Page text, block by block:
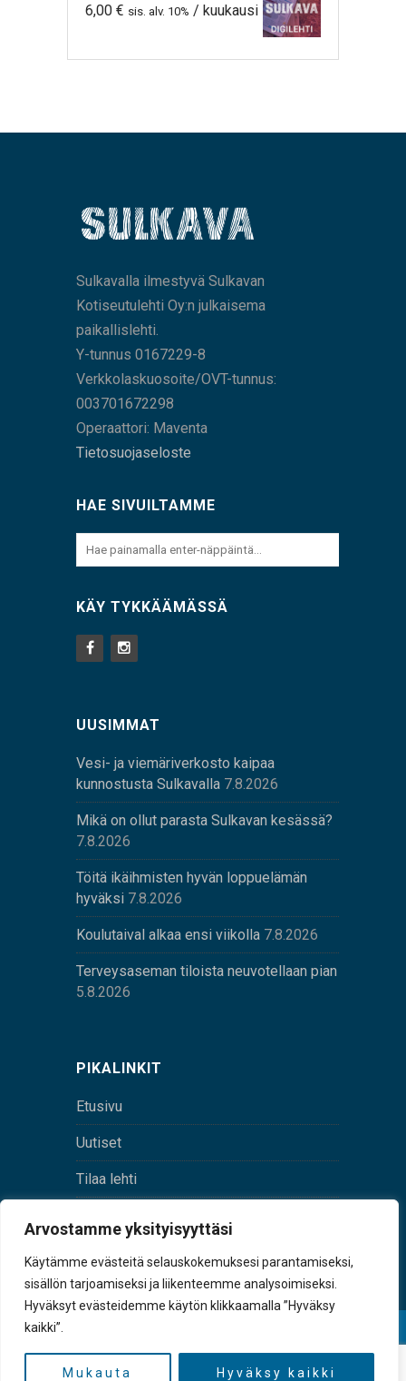
Arvostamme yksityisyyttäsi
Käytämme evästeitä selauskokemuksesi parantamiseksi,
sisällön tarjoamiseksi ja liikenteemme analysoimiseksi.
Hyväksyt evästeidemme käytön klikkaamalla ”Hyväksy
kaikki”.
Mukauta Hyväksy kaikki
6,00 € sis. alv. 10% / kuukausi
Sulkavalla ilmestyvä Sulkavan
Kotiseutulehti Oy:n julkaisema
paikallislehti.
Y-tunnus 0167229-8
Verkkolaskuosoite/OVT-tunnus:
003701672298
Operaattori: Maventa
Tietosuojaseloste
HAE SIVUILTAMME
KÄY TYKKÄÄMÄSSÄ
UUSIMMAT
Vesi- ja viemäriverkosto kaipaa
kunnostusta Sulkavalla 7.8.2026
Mikä on ollut parasta Sulkavan kesässä?
7.8.2026
Töitä ikäihmisten hyvän loppuelämän
hyväksi 7.8.2026
Koulutaival alkaa ensi viikolla 7.8.2026
Terveysaseman tiloista neuvotellaan pian
5.8.2026
PIKALINKIT
Etusivu
Uutiset
Tilaa lehti
tunnus 0167229-8